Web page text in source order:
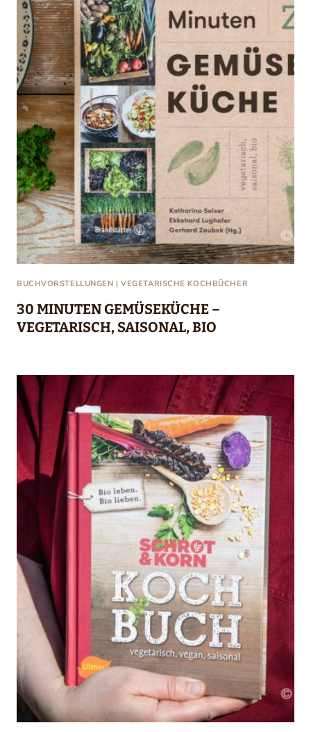
BUCHVORSTELLUNGEN |VEGETARISCHE KOCHBÜCHER
30 MINUTEN GEMÜSEKÜCHE –
VEGETARISCH, SAISONAL, BIO